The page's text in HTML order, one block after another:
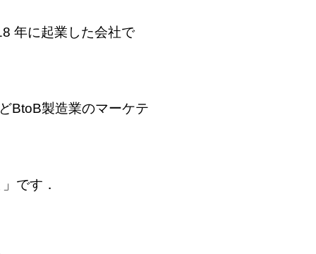
年に起業した会社で
BtoB製造業のマーケテ
です．